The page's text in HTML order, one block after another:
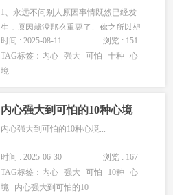
1、永远不问别人原因事情既然已经发
生，原因就没那么重要了。你之所以想
要一个答案，是因为你无法解决这个问
题。记住:人的话越少，精力越是集中气
场也更强大。别人想告诉你原因，一定
这种沉默。2、允许一切事情发生无论...
时间 : 2025-08-11
浏览 : 151
TAG标签： 内心 强大 可怕 十种 心
境
内心强大到可怕的10种心境
内心强大到可怕的10种心境...
时间 : 2025-06-30
浏览 : 167
TAG标签： 内心 强大 可怕 10种 心
境
内心强大到可怕的10